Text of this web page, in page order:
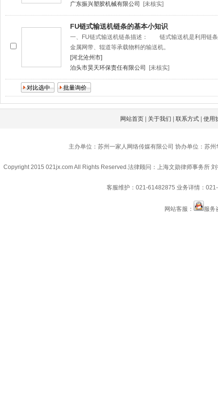
广东振兴塑胶机械有限公司
[未核实]
FU链式输送机链条的基本小知识
一、FU链式输送机链条描述： 链式输送机是利用链条
金属网带、辊道等承载物料的输送机。
[河北沧州市]
泊头市昊天环保责任有限公司
[未核实]
网站首页 关于我们 |联系方式 |使用
主办单位：苏州一家人网络传媒有限公司 协办单位：苏
Copyright 2015 021jx.com All Rights Reserved.法律顾问：上海文勋律师事务所
客服维护：021-61482875 业务详情：
网站客服： 服务